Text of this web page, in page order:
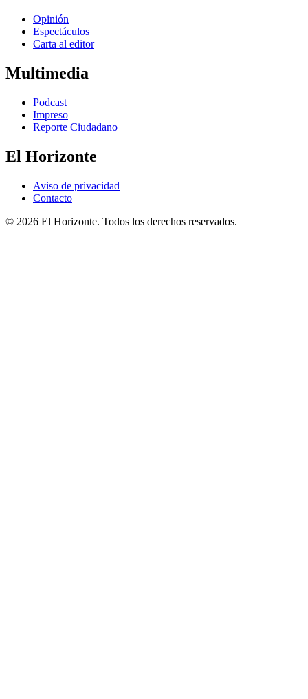
Opinión
Espectáculos
Carta al editor
Multimedia
Podcast
Impreso
Reporte Ciudadano
El Horizonte
Aviso de privacidad
Contacto
© 2026 El Horizonte. Todos los derechos reservados.